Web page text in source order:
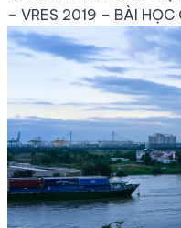
– VRES 2019 – BÀI